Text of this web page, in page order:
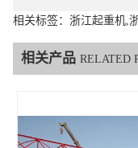
相关标签：浙江起重机,
相关产品 RELATED